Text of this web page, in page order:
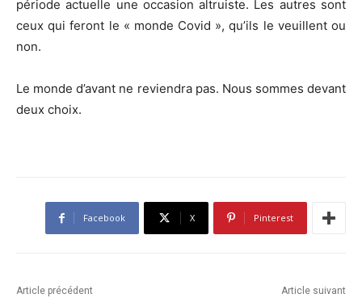
période actuelle une occasion altruiste. Les autres sont
ceux qui feront le « monde Covid », qu’ils le veuillent ou
non.
Le monde d’avant ne reviendra pas. Nous sommes devant
deux choix.
Facebook X Pinterest
Article précédent Article suivant